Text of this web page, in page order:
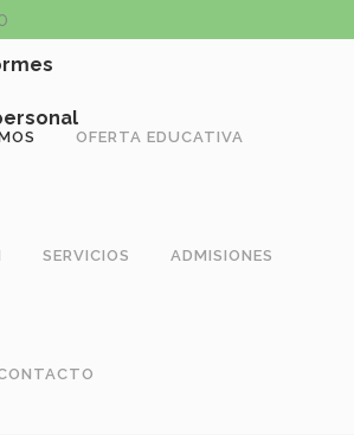
OFERTA EDUCATIVA
SERVICIOS ADMISIONES